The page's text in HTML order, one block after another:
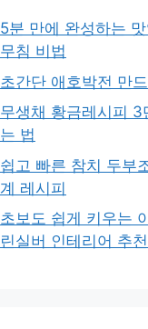
5분 만에 완성하는
무침 비법
초간단 애호박전 만
무생채 황금레시피 3
는 법
쉽고 빠른 참치 두부
계 레시피
초보도 쉽게 키우는
린실버 인테리어 추천